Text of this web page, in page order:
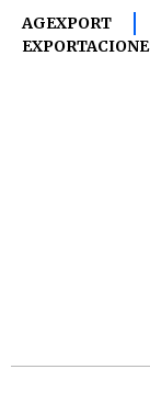
AGEXPORT